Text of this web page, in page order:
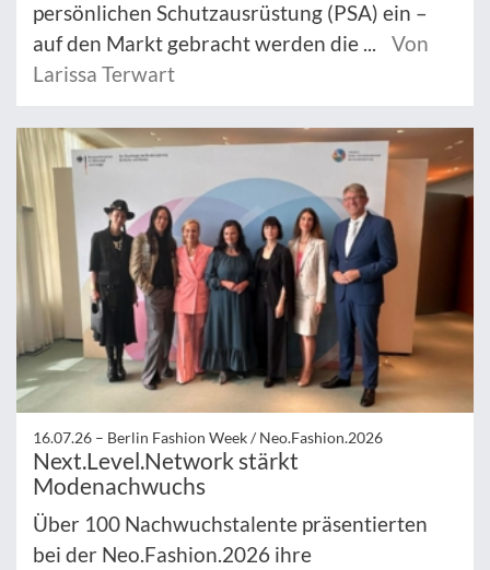
persönlichen Schutzausrüstung (PSA) ein –
auf den Markt gebracht werden die ...
Von
Larissa Terwart
16.07.26 – Berlin Fashion Week / Neo.Fashion.2026
Next.Level.Network stärkt
Modenachwuchs
Über 100 Nachwuchstalente präsentierten
bei der Neo.Fashion.2026 ihre